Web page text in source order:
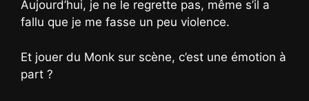
Aujourd’hui, je ne le regrette pas, même s’il a
fallu que je me fasse un peu violence.
Et jouer du Monk sur scène, c’est une émotion à
part ?